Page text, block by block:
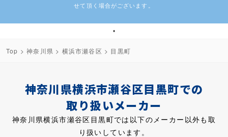
せて頂く場合がございます。
1
Top >神奈川県 > 横浜市瀬谷区 > 目黒町
神奈川県横浜市瀬谷区目黒町での
取り扱いメーカー
神奈川県横浜市瀬谷区目黒町では以下のメーカー以外も取
り扱いしています。